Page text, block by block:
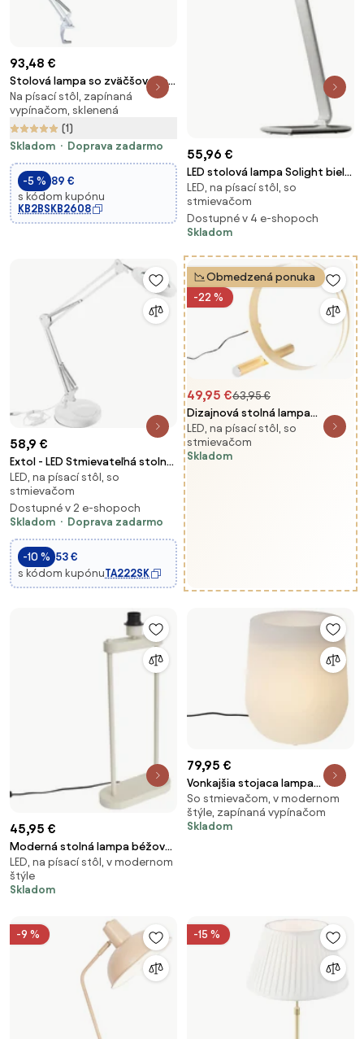
93,48 €
Stolová lampa so zväčšovacou
lupou
Na písací stôl, zapínaná
vypínačom, sklenená
(1)
Skladom
Doprava zadarmo
-5 % 89 €
s kódom kupónu
KB2BSKB2608
55,96 €
LED stolová lampa Solight biela
WO37-W
LED, na písací stôl, so
stmievačom
Dostupné v 4 e-shopoch
Skladom
58,9 €
Extol - LED Stmievateľná stolná
lampa s lupou LED/8W/5V
2900/4500/7500K biela
LED, na písací stôl, so
stmievačom
Dostupné v 2 e-shopoch
Skladom
Doprava zadarmo
-10 % 53 €
s kódom kupónuTA222SK
Obmedzená ponuka
-22 %
49,95 €63,95 €
Dizajnová stolná lampa
mosadz vrátane LED 3-
stupňovo stmievateľná -
Navara
LED, na písací stôl, so
stmievačom
Skladom
45,95 €
Moderná stolná lampa béžová
- Thijmen
LED, na písací stôl, v modernom
štýle
Skladom
79,95 €
Vonkajšia stojaca lampa
kvetináč biela IP44 - Flowerpot
So stmievačom, v modernom
štýle, zapínaná vypínačom
Skladom
-9 % -15 %